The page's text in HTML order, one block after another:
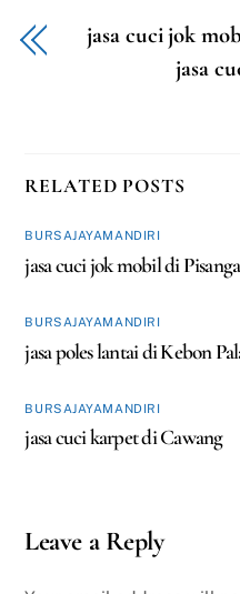
jasa cuci jok
jasa
RELATED POSTS
BURSAJAYAMANDIRI
jasa cuci jok mobil di
BURSAJAYAMANDIRI
jasa poles lantai di Kebon
BURSAJAYAMANDIRI
jasa cuci karpet di Cawang
Leave a Reply